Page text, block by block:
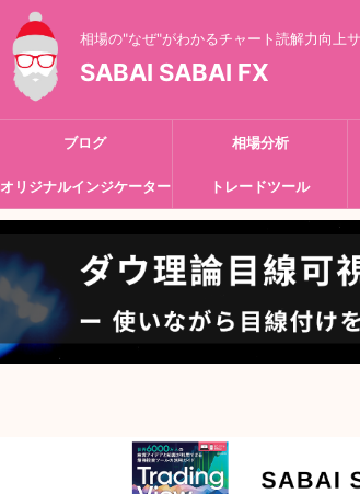
相場の"なぜ"がわかるチャート読解力向上
SABAI SABAI FX
ブログ 相場分析
オリジナルインジケーター トレードツール